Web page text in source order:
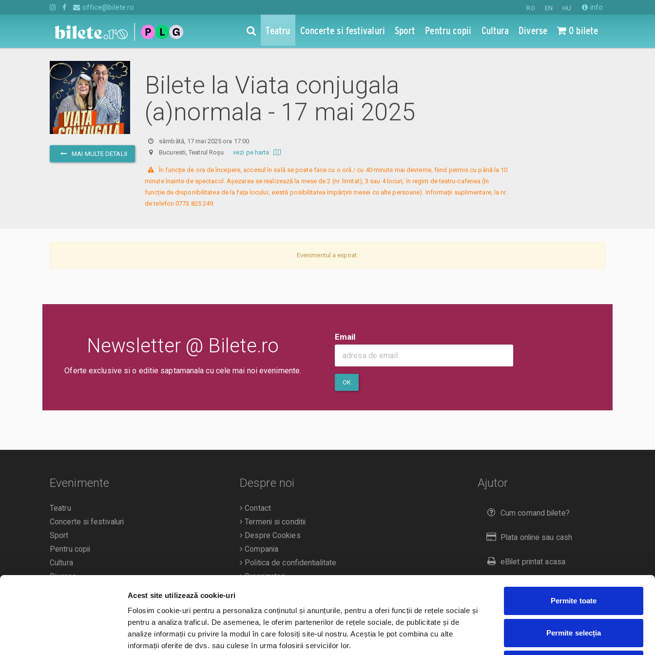
Acest site utilizează cookie-uri
Folosim cookie-uri pentru a personaliza conținutul și anunțurile, pentru a oferi funcții de rețele sociale și
pentru a analiza traficul. De asemenea, le oferim partenerilor de rețele sociale, de publicitate și de
analize informații cu privire la modul în care folosiți site-ul nostru. Aceștia le pot combina cu alte
informații oferite de dvs. sau culese în urma folosirii serviciilor lor.
Permite toate
Permite selecția
RO EN HU info
office@bilete.ro
Teatru Concerte si festivaluri Sport Pentru copii Cultura Diverse 0 bilete
MAI MULTE DETALII
Bilete la Viata conjugala
(a)normala - 17 mai 2025
sâmbătă, 17 mai 2025 ora 17:00
Bucuresti, Teatrul Roșu vezi pe harta
În funcție de ora de începere, accesul în sală se poate face cu o oră / cu 40 minute mai devreme, fiind permis cu până la 10
minute înainte de spectacol. Așezarea se realizează la mese de 2 (nr. limitat), 3 sau 4 locuri, în regim de teatru-cafenea (în
funcție de disponibilitatea de la fața locului, există posibilitatea împărțirii mesei cu alte persoane). Informații suplimentare, la nr.
de telefon 0773 825 249.
Evenimentul a expirat.
Newsletter @ Bilete.ro
Oferte exclusive si o editie saptamanala cu cele mai noi evenimente.
Email
OK
Ajutor
Cum comand bilete?
Plata online sau cash
eBilet printat acasa
Livrare prin curier
Duplicare bilete
Evenimente
Teatru
Concerte si festivaluri
Sport
Pentru copii
Cultura
Diverse
Calendarul evenimentelor
Despre noi
Contact
Termeni si conditii
Despre Cookies
Compania
Politica de confidentialitate
Organizatori